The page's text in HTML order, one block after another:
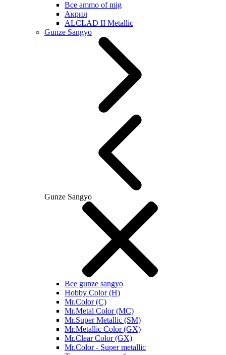
Все ammo of mig
Акрил
ALCLAD II Metallic
Gunze Sangyo
Gunze Sangyo
Все gunze sangyo
Hobby Color (H)
Mr.Color (C)
Mr.Metal Color (MC)
Mr.Super Metallic (SM)
Mr.Metallic Color (GX)
Mr.Clear Color (GX)
Mr.Color - Super metallic